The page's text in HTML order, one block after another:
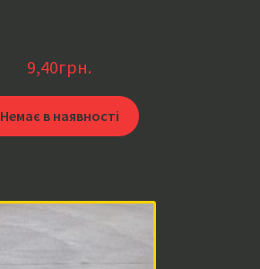
9,40грн.
Немає в наявності